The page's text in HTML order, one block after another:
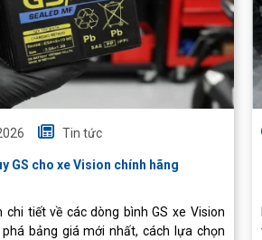
Tin tức
GS cho xe Vision chính hãng
tiết về các dòng bình GS xe Vision
bảng giá mới nhất, cách lựa chọn